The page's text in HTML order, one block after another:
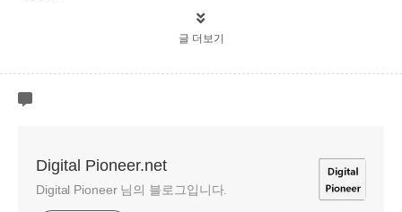
글 더보기
Digital Pioneer.net
Digital Pioneer 님의 블로그입니다.